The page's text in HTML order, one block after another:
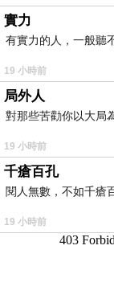
實力
有實力的人，一般聽
19 小時前
局外人
對那些苦勸你以大局
19 小時前
千瘡百孔
閱人無數，不如千瘡
19 小時前